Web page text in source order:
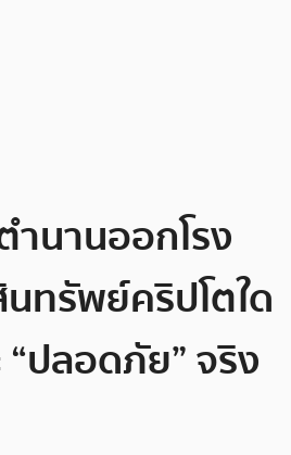
ำนานออกโรง
นทรัพย์คริปโตใด
ปลอดภัย” จริง